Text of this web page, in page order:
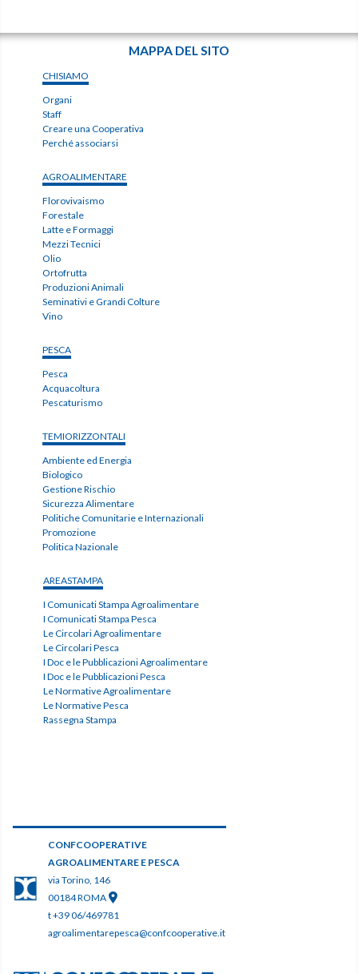
CONFCOOPERATIVE
AGROALIMENTARE E PESCA
via Torino, 146
00184 ROMA
t +39 06/469781
agroalimentarepesca@confcooperative.it
MAPPA DEL SITO
CHISIAMO
Organi
Staff
Creare una Cooperativa
Perché associarsi
AGROALIMENTARE
Florovivaismo
Forestale
Latte e Formaggi
Mezzi Tecnici
Olio
Ortofrutta
Produzioni Animali
Seminativi e Grandi Colture
Vino
PESCA
Pesca
Acquacoltura
Pescaturismo
TEMIORIZZONTALI
Ambiente ed Energia
Biologico
Gestione Rischio
Sicurezza Alimentare
Politiche Comunitarie e Internazionali
Promozione
Politica Nazionale
AREASTAMPA
I Comunicati Stampa Agroalimentare
I Comunicati Stampa Pesca
Le Circolari Agroalimentare
Le Circolari Pesca
I Doc e le Pubblicazioni Agroalimentare
I Doc e le Pubblicazioni Pesca
Le Normative Agroalimentare
Le Normative Pesca
Rassegna Stampa